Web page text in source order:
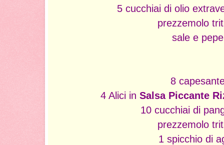
5 cucchiai di olio
prezzemolo
sale e pepe
8
4 Alici in Salsa Piccante
10 cucchiai di
prezzemolo
1 spicchio di